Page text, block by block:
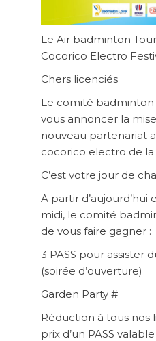
Le Air badminton
Cocorico Electro
Chers licenciés
Le comité
vous annoncer la
nouveau partenariat
cocorico electro de
C’est votre jour de
A partir d’aujourd’hui
midi, le comité
de vous faire gagner :
3 PASS pour assister
(soirée d’ouverture)
Garden Party #
Réduction à tous nos
prix d’un PASS